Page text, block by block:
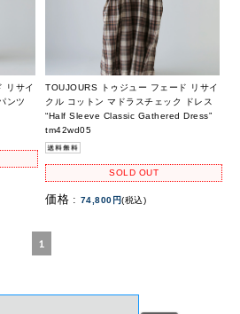
リサイ
ンツ
TOUJOURS トゥジュー フェード リサイ
クル コットン マドラスチェック ドレス
“Half Sleeve Classic Gathered Dress”
tm42wd05
SOLD OUT
価格 : 74,800円(税込)
1